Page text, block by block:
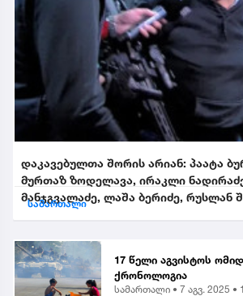
დაკავებულთა შორის არიან: პაატა
მურთაზ ზოდელავა, ირაკლი
მანჯგვალაძე, ლაშა ბერიძე, რუსლან
სამართალი
17 წელი აგვისტოს
ქრონოლოგია
სამართალი • 7 აგვ. 2025 •